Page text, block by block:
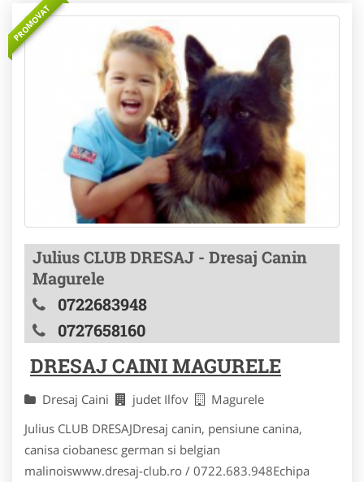
PROMOVAT
Julius CLUB DRESAJ - Dresaj Canin
Magurele
0722683948
0727658160
DRESAJ CAINI MAGURELE
Dresaj Caini judet Ilfov
Magurele
Julius CLUB DRESAJDresaj canin, pensiune canina,
canisa ciobanesc german si belgian
malinoiswww.dresaj-club.ro / 0722.683.948Echipa